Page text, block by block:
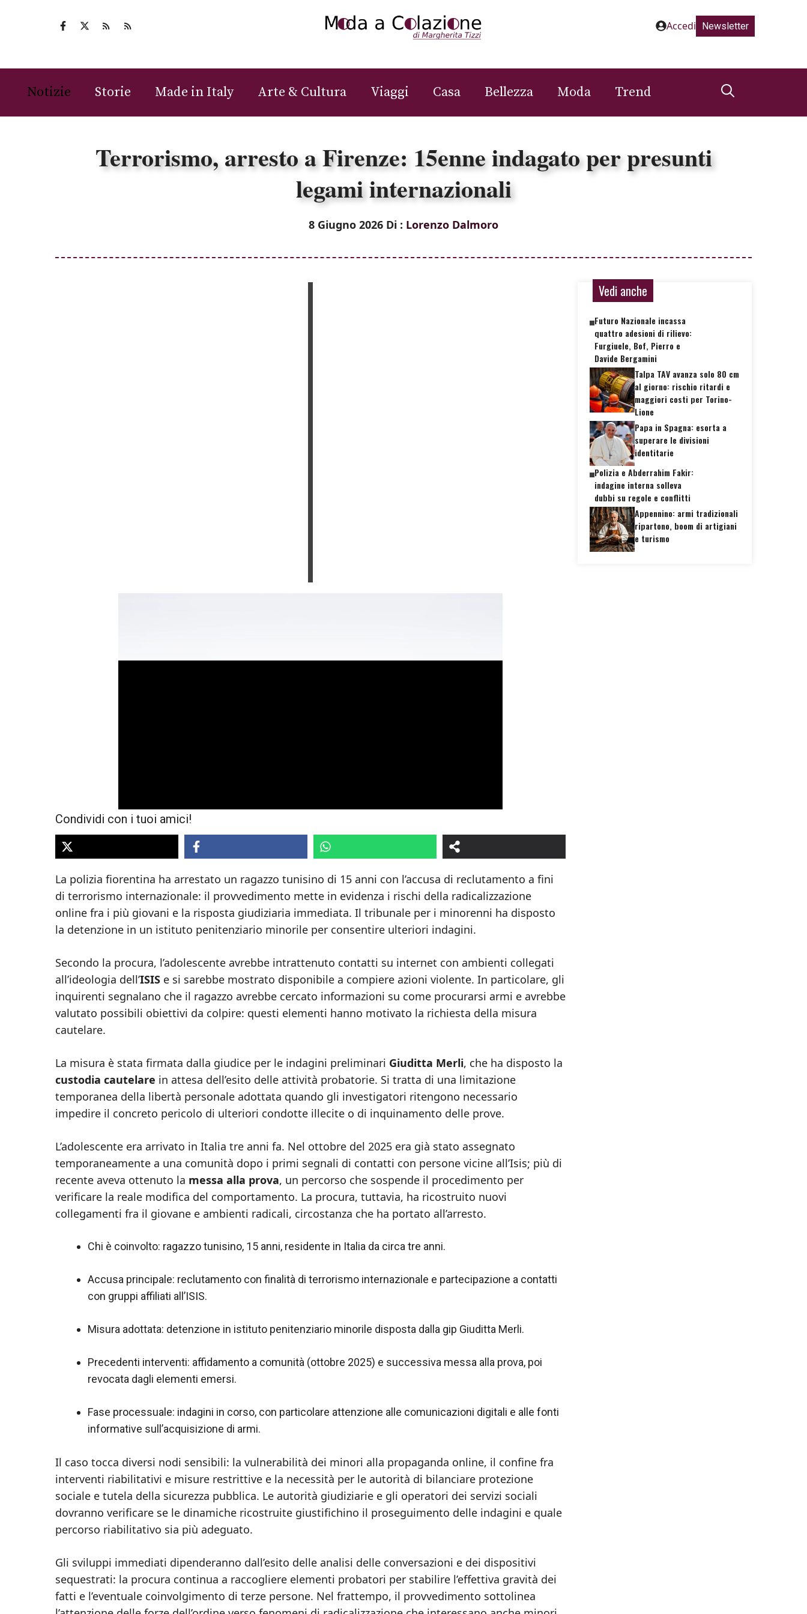
Accedi Newsletter
Notizie Storie Made in Italy Arte & Cultura Viaggi Casa Bellezza Moda Trend
Terrorismo, arresto a Firenze: 15enne indagato per presunti
legami internazionali
8 Giugno 2026 Di : Lorenzo Dalmoro
Condividi con i tuoi amici!
La polizia fiorentina ha arrestato un ragazzo tunisino di 15 anni con l’accusa di reclutamento a fini
di terrorismo internazionale: il provvedimento mette in evidenza i rischi della radicalizzazione
online fra i più giovani e la risposta giudiziaria immediata. Il tribunale per i minorenni ha disposto
la detenzione in un istituto penitenziario minorile per consentire ulteriori indagini.
Secondo la procura, l’adolescente avrebbe intrattenuto contatti su internet con ambienti collegati
all’ideologia dell’ISIS e si sarebbe mostrato disponibile a compiere azioni violente. In particolare, gli
inquirenti segnalano che il ragazzo avrebbe cercato informazioni su come procurarsi armi e avrebbe
valutato possibili obiettivi da colpire: questi elementi hanno motivato la richiesta della misura
cautelare.
La misura è stata firmata dalla giudice per le indagini preliminari Giuditta Merli, che ha disposto la
custodia cautelare in attesa dell’esito delle attività probatorie. Si tratta di una limitazione
temporanea della libertà personale adottata quando gli investigatori ritengono necessario
impedire il concreto pericolo di ulteriori condotte illecite o di inquinamento delle prove.
L’adolescente era arrivato in Italia tre anni fa. Nel ottobre del 2025 era già stato assegnato
temporaneamente a una comunità dopo i primi segnali di contatti con persone vicine all’Isis; più di
recente aveva ottenuto la messa alla prova, un percorso che sospende il procedimento per
verificare la reale modifica del comportamento. La procura, tuttavia, ha ricostruito nuovi
collegamenti fra il giovane e ambienti radicali, circostanza che ha portato all’arresto.
Chi è coinvolto: ragazzo tunisino, 15 anni, residente in Italia da circa tre anni.
Accusa principale: reclutamento con finalità di terrorismo internazionale e partecipazione a contatti
con gruppi affiliati all’ISIS.
Misura adottata: detenzione in istituto penitenziario minorile disposta dalla gip Giuditta Merli.
Precedenti interventi: affidamento a comunità (ottobre 2025) e successiva messa alla prova, poi
revocata dagli elementi emersi.
Fase processuale: indagini in corso, con particolare attenzione alle comunicazioni digitali e alle fonti
informative sull’acquisizione di armi.
Il caso tocca diversi nodi sensibili: la vulnerabilità dei minori alla propaganda online, il confine fra
interventi riabilitativi e misure restrittive e la necessità per le autorità di bilanciare protezione
sociale e tutela della sicurezza pubblica. Le autorità giudiziarie e gli operatori dei servizi sociali
dovranno verificare se le dinamiche ricostruite giustifichino il proseguimento delle indagini e quale
percorso riabilitativo sia più adeguato.
Gli sviluppi immediati dipenderanno dall’esito delle analisi delle conversazioni e dei dispositivi
sequestrati: la procura continua a raccogliere elementi probatori per stabilire l’effettiva gravità dei
fatti e l’eventuale coinvolgimento di terze persone. Nel frattempo, il provvedimento sottolinea
Vedi anche
Futuro Nazionale incassa
quattro adesioni di rilievo:
Furgiuele, Bof, Pierro e
Davide Bergamini
Talpa TAV avanza solo 80 cm
al giorno: rischio ritardi e
maggiori costi per Torino-
Lione
Papa in Spagna: esorta a
superare le divisioni
identitarie
Polizia e Abderrahim Fakir:
indagine interna solleva
dubbi su regole e conflitti
Appennino: armi tradizionali
ripartono, boom di artigiani
e turismo